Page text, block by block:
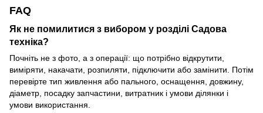
FAQ
Як не помилитися з вибором у розділі Садова
техніка?
Почніть не з фото, а з операції: що потрібно відкрутити,
виміряти, накачати, розпиляти, підключити або замінити. Потім
перевірте тип живлення або пального, оснащення, довжину,
діаметр, посадку запчастини, витратник і умови ділянки і
умови використання.